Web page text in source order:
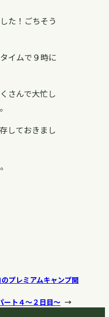
た！ごちそう
イムで９時に
さんで大忙し
しておきまし
プレミアムキャンプ開
ート４〜２日目〜 →